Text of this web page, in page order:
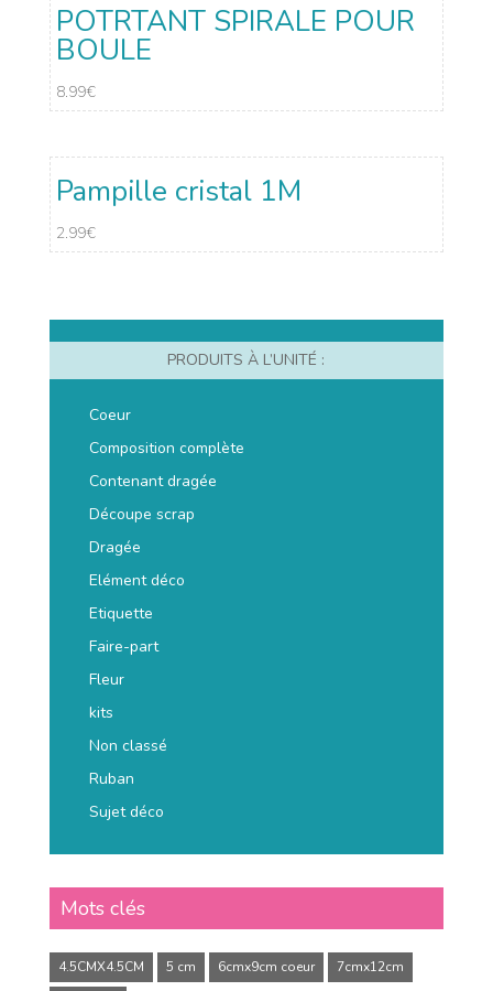
POTRTANT SPIRALE POUR
BOULE
8.99€
Pampille cristal 1M
2.99€
PRODUITS À L’UNITÉ :
Coeur
Composition complète
Contenant dragée
Découpe scrap
Dragée
Elément déco
Etiquette
Faire-part
Fleur
kits
Non classé
Ruban
Sujet déco
Mots clés
4.5CMX4.5CM 5 cm 6cmx9cm coeur
7cmx12cm